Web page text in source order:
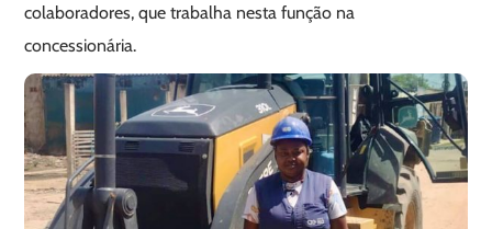
colaboradores, que trabalha nesta função na
concessionária.